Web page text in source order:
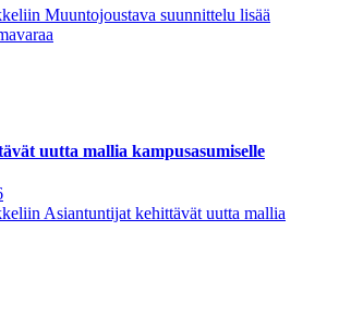
Muuntojoustava suunnittelu lisää
uutta mallia kampusasumiselle
Asiantuntijat kehittävät uutta mallia